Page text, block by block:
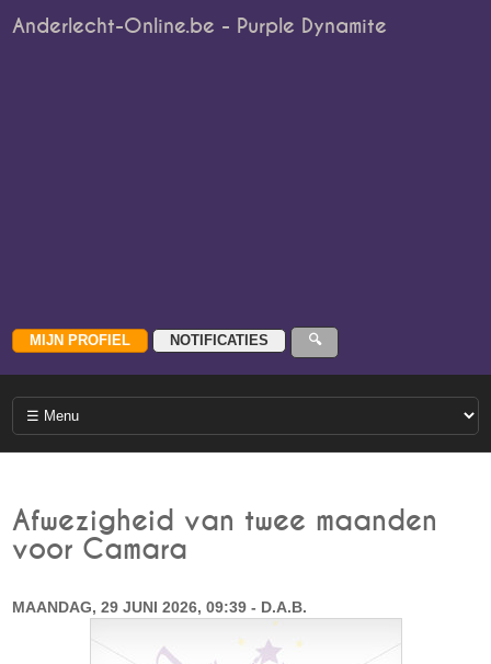
Anderlecht-Online.be - Purple Dynamite
Afwezigheid van twee maanden
voor Camara
MAANDAG, 29 JUNI 2026, 09:39 - D.A.B.